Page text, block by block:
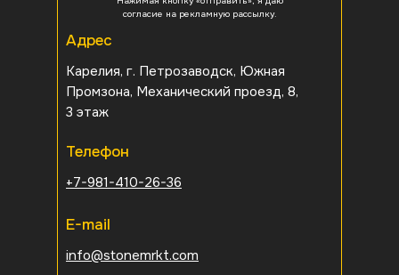
Адрес
Карелия, г. Петрозаводск, Южная
Промзона, Механический проезд, 8,
3 этаж
Телефон
+7-981-410-26-36
E-mail
info@stonemrkt.com
согласие на рекламную рассылку.